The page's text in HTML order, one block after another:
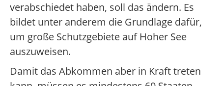
verabschiedet haben, soll das ändern. Es
bildet unter anderem die Grundlage dafür,
um große Schutzgebiete auf Hoher See
auszuweisen.
Damit das Abkommen aber in Kraft treten